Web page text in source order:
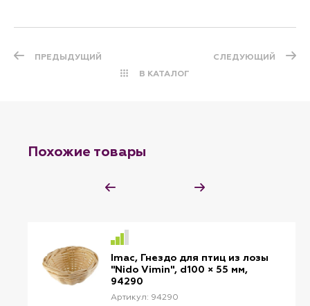
ПРЕДЫДУЩИЙ
В КАТАЛОГ
СЛЕДУЮЩИЙ
Похожие товары
Imac, Гнездо для птиц из лозы
"Nido Vimin", d100 × 55 мм,
94290
Артикул: 94290